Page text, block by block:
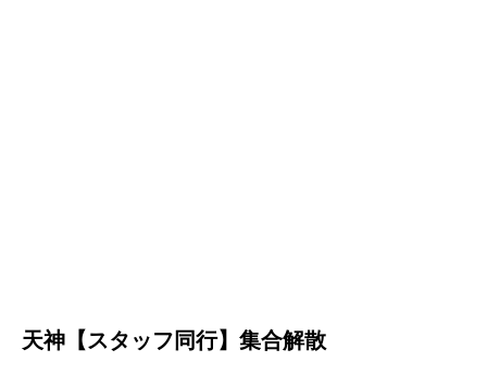
天神【スタッフ同行】集合解散